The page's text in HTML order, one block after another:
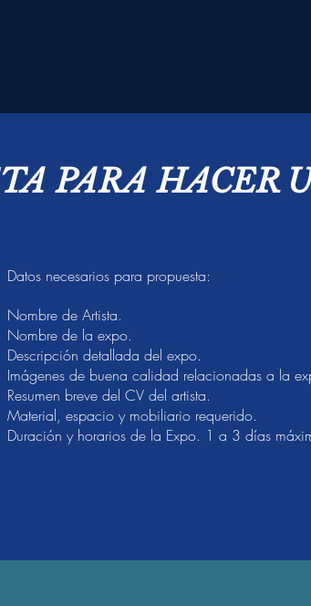
PARA HACER
Datos necesarios para propuesta:
Nombre de Artista.
Nombre de la expo.
Descripción detallada del expo.
Imágenes de buena calidad relacionadas a la
Resumen breve del CV del artista.
Material, espacio y mobiliario requerido.
Duración y horarios de la Expo. 1 a 3 días